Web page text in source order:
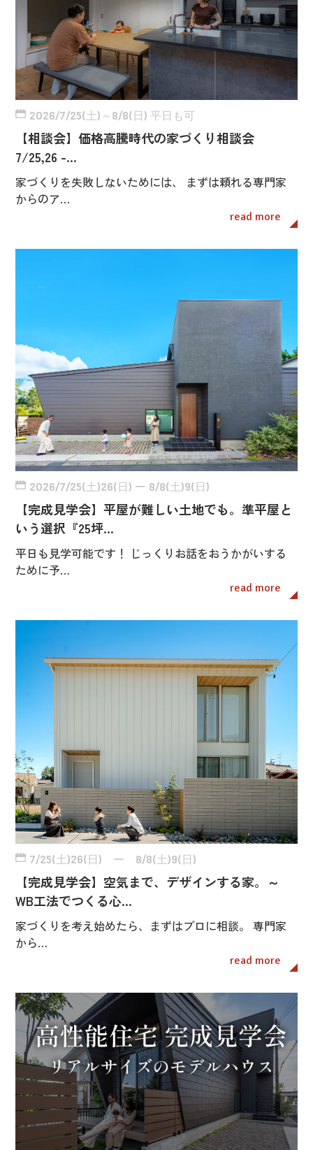
2026/7/25(土)～8/8(日) 平日も可
【相談会】価格高騰時代の家づくり相談会
7/25,26 -…
家づくりを失敗しないためには、 まずは頼れる専門家
からのア…
read more
2026/7/25(土)26(日) ー 8/8(土)9(日)
【完成見学会】平屋が難しい土地でも。準平屋と
いう選択『25坪…
平日も見学可能です！ じっくりお話をおうかがいする
ために予…
read more
7/25(土)26(日) ー 8/8(土)9(日)
【完成見学会】空気まで、デザインする家。～
WB工法でつくる心…
家づくりを考え始めたら、まずはプロに相談。 専門家
から…
read more